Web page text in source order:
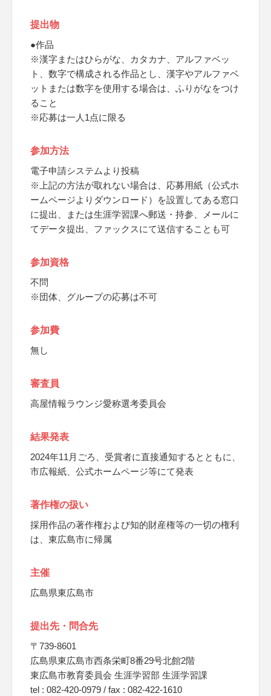
提出物
●作品
※漢字またはひらがな、カタカナ、アルファベッ
ト、数字で構成される作品とし、漢字やアルファベ
ットまたは数字を使用する場合は、ふりがなをつけ
ること
※応募は一人1点に限る
参加方法
電子申請システムより投稿
※上記の方法が取れない場合は、応募用紙（公式ホ
ームページよりダウンロード）を設置してある窓口
に提出、または生涯学習課へ郵送・持参、メールに
てデータ提出、ファックスにて送信することも可
参加資格
不問
※団体、グループの応募は不可
参加費
無し
審査員
高屋情報ラウンジ愛称選考委員会
結果発表
2024年11月ごろ、受賞者に直接通知するとともに、
市広報紙、公式ホームページ等にて発表
著作権の扱い
採用作品の著作権および知的財産権等の一切の権利
は、東広島市に帰属
主催
広島県東広島市
提出先・問合先
〒739-8601
広島県東広島市西条栄町8番29号北館2階
東広島市教育委員会 生涯学習部 生涯学習課
tel : 082-420-0979 / fax : 082-422-1610